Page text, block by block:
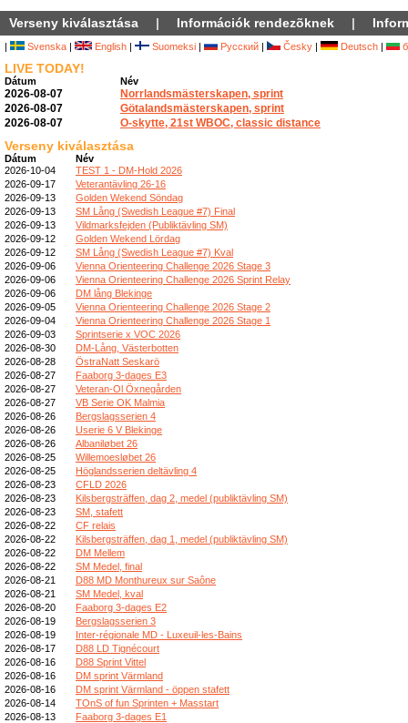
Verseny kiválasztása | Információk rendezõknek |
| Svenska | English | Suomeksi | Русский | Česky | Deutsch |
LIVE TODAY!
Dátum Név
2026-08-07
Norrlandsmästerskapen, sprint
2026-08-07
Götalandsmästerskapen, sprint
2026-08-07
O-skytte, 21st WBOC, classic distance
Verseny kiválasztása
Dátum
Név
2026-10-04
TEST 1 - DM-Hold 2026
2026-09-17
Veterantävling 26-16
2026-09-13
Golden Wekend Söndag
2026-09-13
SM Lång (Swedish League #7) Final
2026-09-13
Vildmarksfejden (Publiktävling SM)
2026-09-12
Golden Wekend Lördag
2026-09-12
SM Lång (Swedish League #7) Kval
2026-09-06
Vienna Orienteering Challenge 2026 Stage 3
2026-09-06
Vienna Orienteering Challenge 2026 Sprint Relay
2026-09-06
DM lång Blekinge
2026-09-05
Vienna Orienteering Challenge 2026 Stage 2
2026-09-04
Vienna Orienteering Challenge 2026 Stage 1
2026-09-03
Sprintserie x VOC 2026
2026-08-30
DM-Lång, Västerbotten
2026-08-28
ÖstraNatt Seskarö
2026-08-27
Faaborg 3-dages E3
2026-08-27
Veteran-Ol Öxnegården
2026-08-27
VB Serie OK Malmia
2026-08-26
Bergslagsserien 4
2026-08-26
Userie 6 V Blekinge
2026-08-26
Albaniløbet 26
2026-08-25
Willemoesløbet 26
2026-08-25
Höglandsserien deltävling 4
2026-08-23
CFLD 2026
2026-08-23
Kilsbergsträffen, dag 2, medel (publiktävling SM)
2026-08-23
SM, stafett
2026-08-22
CF relais
2026-08-22
Kilsbergsträffen, dag 1, medel (publiktävling SM)
2026-08-22
DM Mellem
2026-08-22
SM Medel, final
2026-08-21
D88 MD Monthureux sur Saône
2026-08-21
SM Medel, kval
2026-08-20
Faaborg 3-dages E2
2026-08-19
Bergslagsserien 3
2026-08-19
Inter-régionale MD - Luxeuil-les-Bains
2026-08-17
D88 LD Tignécourt
2026-08-16
D88 Sprint Vittel
2026-08-16
DM sprint Värmland
2026-08-16
DM sprint Värmland - öppen stafett
2026-08-14
TOnS of fun Sprinten + Masstart
2026-08-13
Faaborg 3-dages E1